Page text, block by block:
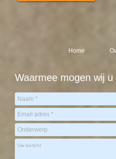
Home
Waarmee mogen wij